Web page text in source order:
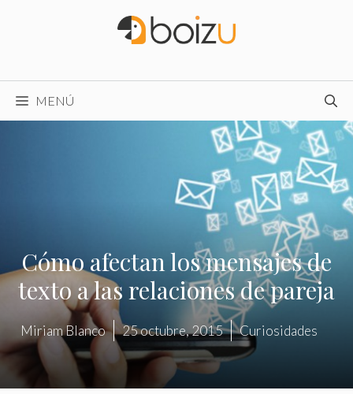
MENÚ
Cómo afectan los mensajes de
texto a las relaciones de pareja
Miriam Blanco 25 octubre, 2015 Curiosidades